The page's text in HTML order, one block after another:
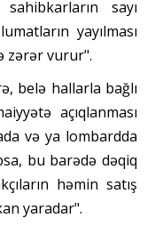
sayı
yayılması
zərər vurur".
belə hallarla bağlı
açıqlanması
və ya lombardda
bu barədə dəqiq
həmin satış
yaradar".